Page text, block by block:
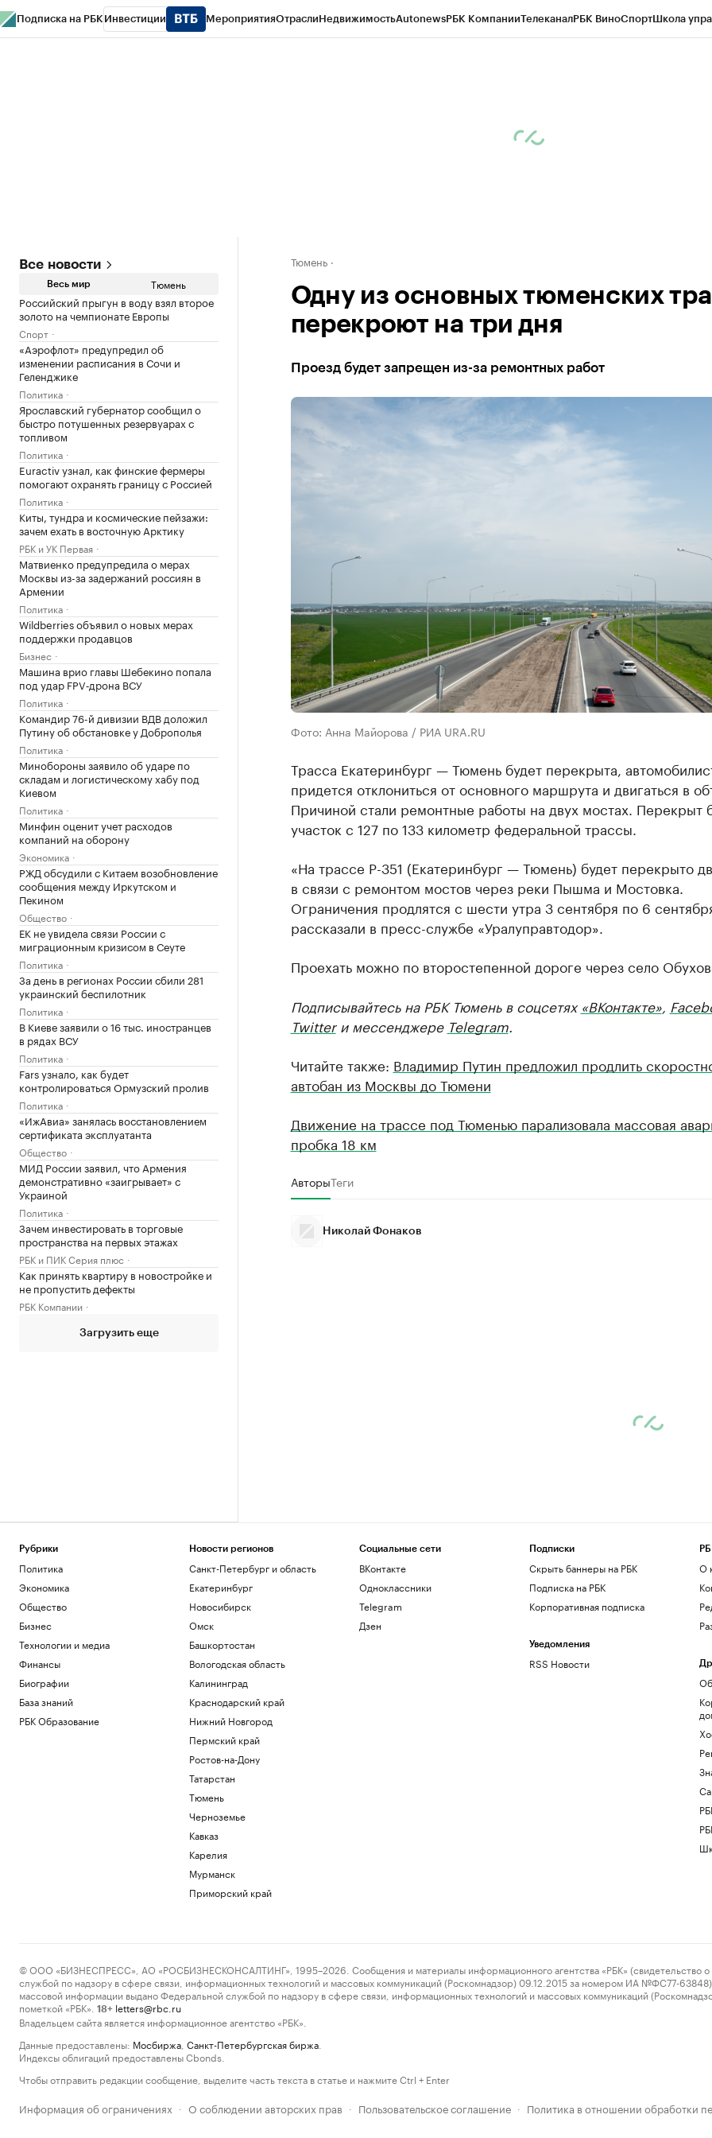
Подписка на РБК Инвестиции МероприятияОтраслиНедвижимостьAutonewsРБК КомпанииТелеканалРБК ВиноСпортШкола
Все новости
Весь мир Тюмень
Российский прыгун в воду взял второе
золото на чемпионате Европы
Спорт
«Аэрофлот» предупредил об
изменении расписания в Сочи и
Геленджике
Политика
Ярославский губернатор сообщил о
быстро потушенных резервуарах с
топливом
Политика
Euractiv узнал, как финские фермеры
помогают охранять границу с Россией
Политика
Киты, тундра и космические пейзажи:
зачем ехать в восточную Арктику
РБК и УК Первая
Матвиенко предупредила о мерах
Москвы из-за задержаний россиян в
Армении
Политика
Wildberries объявил о новых мерах
поддержки продавцов
Бизнес
Машина врио главы Шебекино попала
под удар FPV‑дрона ВСУ
Политика
Командир 76-й дивизии ВДВ доложил
Путину об обстановке у Доброполья
Политика
Минобороны заявило об ударе по
складам и логистическому хабу под
Киевом
Политика
Минфин оценит учет расходов
компаний на оборону
Экономика
РЖД обсудили с Китаем возобновление
сообщения между Иркутском и
Пекином
Общество
ЕК не увидела связи России с
миграционным кризисом в Сеуте
Политика
За день в регионах России сбили 281
украинский беспилотник
Политика
В Киеве заявили о 16 тыс. иностранцев
в рядах ВСУ
Политика
Fars узнало, как будет
контролироваться Ормузский пролив
Политика
«ИжАвиа» занялась восстановлением
сертификата эксплуатанта
Общество
МИД России заявил, что Армения
демонстративно «заигрывает» с
Украиной
Политика
Зачем инвестировать в торговые
пространства на первых этажах
РБК и ПИК Серия плюс
Как принять квартиру в новостройке и
не пропустить дефекты
РБК Компании
Загрузить еще
Тюмень
Одну из основных тюменских
перекроют на три дня
Проезд будет запрещен из-за ремонтных работ
Фото: Анна Майорова / РИА URA.RU
Трасса Екатеринбург — Тюмень будет перекрыта,
придется отклониться от основного маршрута и двигаться в
Причиной стали ремонтные работы на двух мостах. Перекрыт
участок с 127 по 133 километр федеральной трассы.
«На трассе Р-351 (Екатеринбург — Тюмень) будет перекрыто
в связи с ремонтом мостов через реки Пышма и Мостовка.
Ограничения продлятся с шести утра 3 сентября по 6
рассказали в пресс-службе «Уралуправтодор».
Проехать можно по второстепенной дороге через село
Подписывайтесь на РБК Тюмень в соцсетях«ВКонтакте»,
Twitterи мессенджере Telegram.
Читайте также: Владимир Путин предложил продлить
автобан из Москвы до Тюмени
Движение на трассе под Тюменью парализовала массовая
пробка 18 км
АвторыТеги
Николай Фонаков
Рубрики
Политика
Экономика
Общество
Бизнес
Технологии и медиа
Финансы
Биографии
База знаний
РБК Образование
Новости регионов
Санкт-Петербург и область
Екатеринбург
Новосибирск
Омск
Башкортостан
Вологодская область
Калининград
Краснодарский край
Нижний Новгород
Пермский край
Ростов-на-Дону
Татарстан
Тюмень
Черноземье
Кавказ
Карелия
Мурманск
Приморский край
Социальные сети
ВКонтакте
Одноклассники
Telegram
Дзен
Подписки
Скрыть баннеры на РБК
Подписка на РБК
Корпоративная подписка
Уведомления
RSS Новости
О
© ООО «БИЗНЕСПРЕСС», АО «РОСБИЗНЕСКОНСАЛТИНГ», 1995–2026. Сообщения и материалы информационного агентства «РБК» (свидетельство о
службой по надзору в сфере связи, информационных технологий и массовых коммуникаций (Роскомнадзор) 09.12.2015 за номером ИА №ФС77-63848)
массовой информации выдано Федеральной службой по надзору в сфере связи, информационных технологий и массовых коммуникаций
пометкой «РБК».
18+ letters@rbc.ru
Владельцем сайта является информационное агентство «РБК».
Данные предоставлены: Мосбиржа Санкт-Петербургская биржа
Индексы облигаций предоставлены Cbonds.
Чтобы отправить редакции сообщение, выделите часть текста в статье и нажмите Ctrl + Enter
Информация об ограничениях · О соблюдении авторских прав · Пользовательское соглашение · Политика в отношении обработки